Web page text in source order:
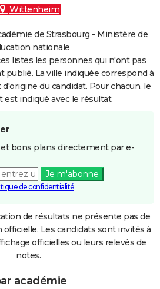
Wittenheim
de Strasbourg - Ministère de
nationale
listes les personnes qui n'ont pas
publié. La ville indiquée correspond à
du candidat. Pour chacun, le
est indiqué avec le résultat.
bons plans directement par e-
Je m'abonne
de confidentialité
de résultats ne présente pas de
Les candidats sont invités à
officielles ou leurs relevés de
notes.
académie